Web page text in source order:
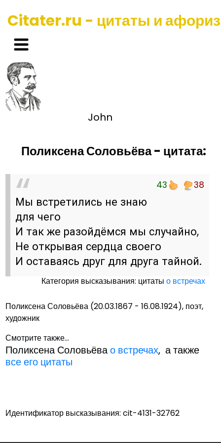
Citater.ru - цитаты и
John
Поликсена Соловьёва - цитата:
43 38
Мы встретились не знаю
для чего
И так же разойдёмся мы случайно,
Не открывая сердца своего
И оставаясь друг для друга тайной.
Категория высказывания: цитатыо встречах
Поликсена Соловьёва (20.03.1867 - 16.08.1924), поэт,
художник
Смотрите также...
Поликсена Соловьёвао встречах, а также
все его цитаты
Идентификатор высказывания: cit-4131-32762